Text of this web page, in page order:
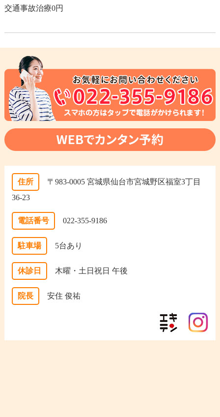
交通事故治療0円
住所
〒983-0005 宮城県仙台市宮城野区福室3丁目
36-23
電話番号 022-355-9186
駐車場 5台あり
休診日 木曜・土日祝日 午後
院長 安住 俊祐